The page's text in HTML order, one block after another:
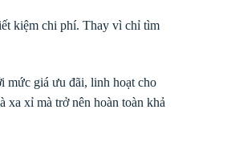
kiệm chi phí. Thay vì chỉ tìm
mức giá ưu đãi, linh hoạt cho
xa xỉ mà trở nên hoàn toàn khả